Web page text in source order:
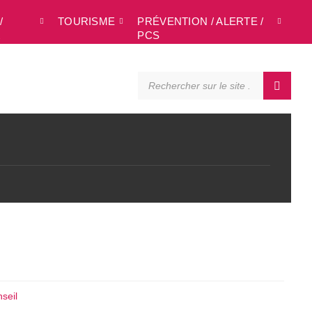
TOURISME
PRÉVENTION / ALERTE /
PCS